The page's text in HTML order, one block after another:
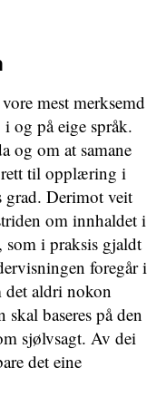
mest merksemd
og på eige språk.
og om at samane
rett til opplæring i
grad. Derimot veit
om innhaldet i
i praksis gjaldt
foregår i
aldri nokon
baseres på den
sjølvsagt. Av dei
det eine